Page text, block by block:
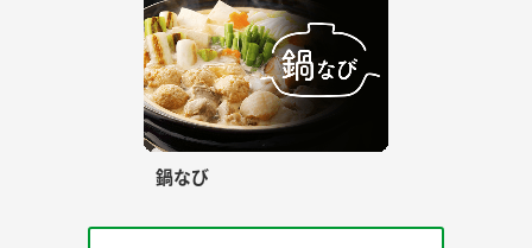
鍋なび